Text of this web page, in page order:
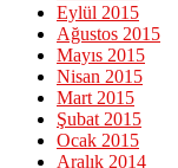
Eylül 2015
Ağustos 2015
Mayıs 2015
Nisan 2015
Mart 2015
Şubat 2015
Ocak 2015
Aralık 2014